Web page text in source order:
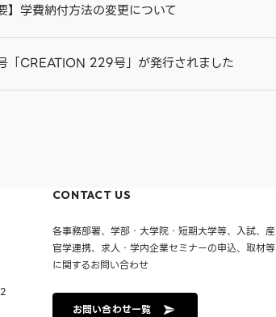
】学費納付方法の変更について
「CREATION 229号」が発行されました
CONTACT US
各事務部署、学部・大学院・短期大学等、入試、産
官学連携、求人・学内企業セミナーの申込、取材等
に関するお問い合わせ
お問い合わせ一覧